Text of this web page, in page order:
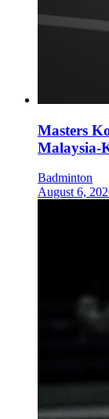
Masters
Malaysia-
Badminton
August 6,